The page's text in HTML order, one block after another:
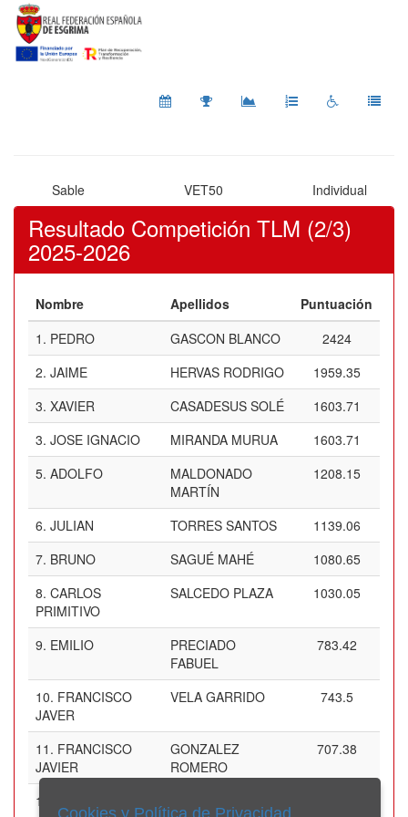
Sable VET50 Individual
Resultado Competición TLM (2/3)
2025-2026
Nombre Apellidos
Puntuación
1. PEDRO GASCON BLANCO
2424
2. JAIME HERVAS RODRIGO
1959.35
3. XAVIER CASADESUS SOLÉ
1603.71
3. JOSE IGNACIO MIRANDA MURUA
1603.71
5. ADOLFO
MALDONADO
MARTÍN
1208.15
6. JULIAN TORRES SANTOS
1139.06
7. BRUNO SAGUÉ MAHÉ
1080.65
8. CARLOS
PRIMITIVO
SALCEDO PLAZA 1030.05
9. EMILIO
PRECIADO
FABUEL
783.42
10. FRANCISCO
JAVER
VELA GARRIDO 743.5
11. FRANCISCO
JAVIER
GONZALEZ
ROMERO
707.38
12.
Cookies y Política de Privacidad